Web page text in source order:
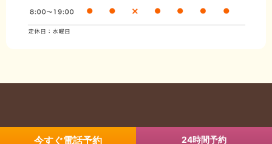
今すぐ電話予約 24時間予約